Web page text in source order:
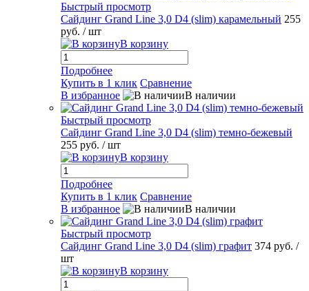
Быстрый просмотр
Сайдинг Grand Line 3,0 D4 (slim) карамельный 255
руб. / шт
В корзину
Подробнее
Купить в 1 клик Сравнение
В избранное
В наличии
Быстрый просмотр
Сайдинг Grand Line 3,0 D4 (slim) темно-бежевый
255 руб. / шт
В корзину
Подробнее
Купить в 1 клик Сравнение
В избранное
В наличии
Быстрый просмотр
Сайдинг Grand Line 3,0 D4 (slim) графит 374 руб. /
шт
В корзину